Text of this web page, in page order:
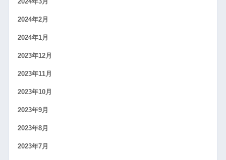
2024年2月
2024年1月
2023年12月
2023年11月
2023年10月
2023年9月
2023年8月
2023年7月